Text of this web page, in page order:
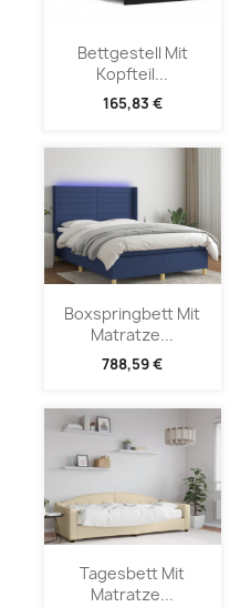
Bettgestell Mit
Kopfteil...
165,83 €
Boxspringbett Mit
Matratze...
788,59 €
Tagesbett Mit
Matratze...